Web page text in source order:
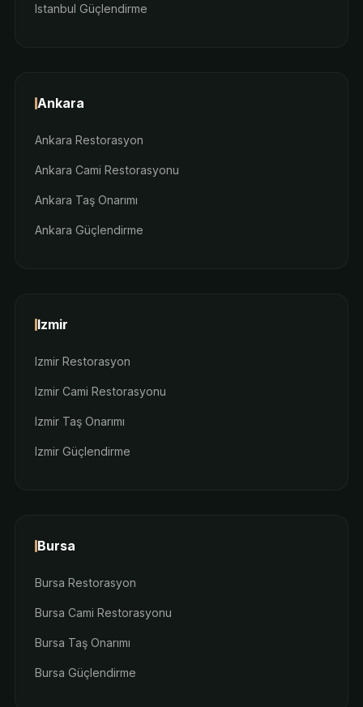
Istanbul Güçlendirme
Ankara
Ankara Restorasyon
Ankara Cami Restorasyonu
Ankara Taş Onarımı
Ankara Güçlendirme
Izmir
Izmir Restorasyon
Izmir Cami Restorasyonu
Izmir Taş Onarımı
Izmir Güçlendirme
Bursa
Bursa Restorasyon
Bursa Cami Restorasyonu
Bursa Taş Onarımı
Bursa Güçlendirme